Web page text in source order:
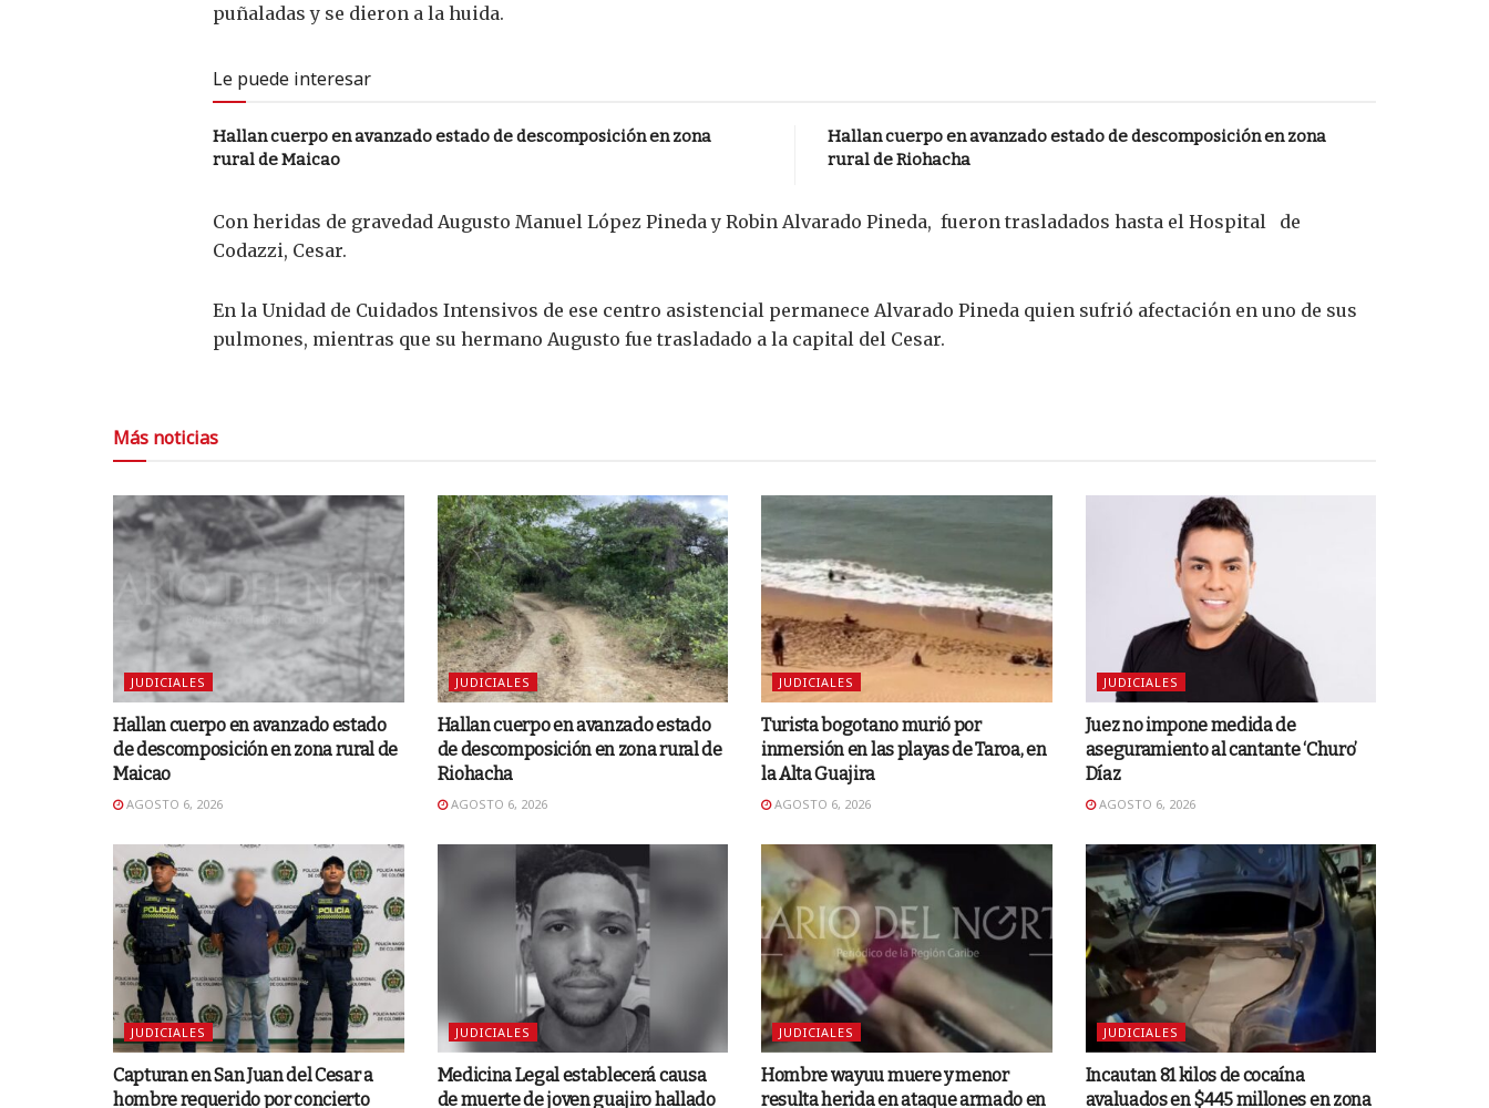
puñaladas y se dieron a la huida.
Le puede interesar
Hallan cuerpo en avanzado estado de descomposición en zona
rural de Maicao
Hallan cuerpo en avanzado estado de descomposición en zona
rural de Riohacha
Con heridas de gravedad Augusto Manuel López Pineda y Robin Alvarado Pineda, fueron trasladados hasta el Hospital de
Codazzi, Cesar.
En la Unidad de Cuidados Intensivos de ese centro asistencial permanece Alvarado Pineda quien sufrió afectación en uno de sus
pulmones, mientras que su hermano Augusto fue trasladado a la capital del Cesar.
Más noticias
JUDICIALES
Hallan cuerpo en avanzado estado
de descomposición en zona rural de
Maicao
AGOSTO 6, 2026
JUDICIALES
Hallan cuerpo en avanzado estado
de descomposición en zona rural de
Riohacha
AGOSTO 6, 2026
JUDICIALES
Turista bogotano murió por
inmersión en las playas de Taroa, en
la Alta Guajira
AGOSTO 6, 2026
JUDICIALES
Juez no impone medida de
aseguramiento al cantante ‘Churo’
Díaz
AGOSTO 6, 2026
JUDICIALES
Capturan en San Juan del Cesar a
hombre requerido por concierto
JUDICIALES
Medicina Legal establecerá causa
de muerte de joven guajiro hallado
JUDICIALES
Hombre wayuu muere y menor
resulta herida en ataque armado en
JUDICIALES
Incautan 81 kilos de cocaína
avaluados en $445 millones en zona